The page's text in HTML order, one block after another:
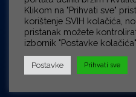
Klikom na "Prihvati sve"
korištenje SVIH kolačića,
pristanak možete
izbornik "Postavke kolačića".
Postavke Prihvati sve